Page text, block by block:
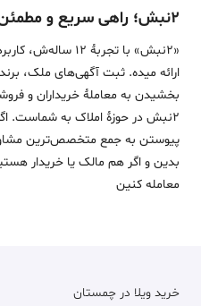
۲نبش؛ راهی سریع و مطمئن برای خانه‌دار شدن
«2نبش» با تجربۀ
ارائه میده. ثبت آگهی‌های ملک،
بخشیدن به معاملۀ خریداران و
2نبش در حوزۀ املاک به شماست.
پیوستن به جمع متخصص‌ترین
معامله‌ کنین
خرید ویلا در چمستان